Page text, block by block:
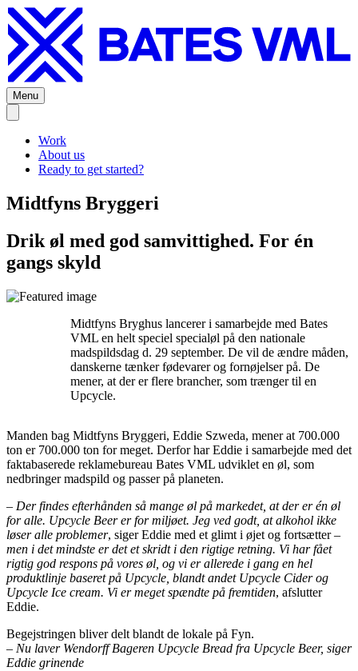
Menu
Work
About us
Ready to get started?
Midtfyns Bryggeri
Drik øl med god samvittighed. For én
gangs skyld
Midtfyns Bryghus lancerer i samarbejde med Bates
VML en helt speciel specialøl på den nationale
madspildsdag d. 29 september. De vil de ændre måden,
danskerne tænker fødevarer og fornøjelser på. De
mener, at der er flere brancher, som trænger til en
Upcycle.
Manden bag Midtfyns Bryggeri, Eddie Szweda, mener at 700.000
ton er 700.000 ton for meget. Derfor har Eddie i samarbejde med det
faktabaserede reklamebureau Bates VML udviklet en øl, som
nedbringer madspild og passer på planeten.
– Der findes efterhånden så mange øl på markedet, at der er én øl
for alle. Upcycle Beer er for miljøet. Jeg ved godt, at alkohol ikke
løser alle problemer, siger Eddie med et glimt i øjet og fortsætter–
men i det mindste er det et skridt i den rigtige retning. Vi har fået
rigtig god respons på vores øl, og vi er allerede i gang en hel
produktlinje baseret på Upcycle, blandt andet Upcycle Cider og
Upcycle Ice cream. Vi er meget spændte på fremtiden, afslutter
Eddie.
Begejstringen bliver delt blandt de lokale på Fyn.
– Nu laver Wendorff Bageren Upcycle Bread fra Upcycle Beer, siger
Eddie grinende